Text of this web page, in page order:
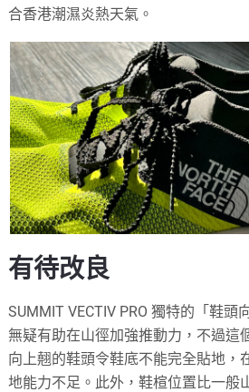
合香港潮濕炎熱天氣。
有待改良
SUMMIT VECTIV PRO 獨特的「鞋頭
無疑有助在山徑加強推動力，不過這
向上翹的鞋頭令鞋底不能完全貼地，
地能力不足。此外，鞋楦位置比一般